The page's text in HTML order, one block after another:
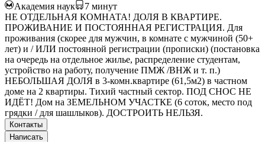
Академия наук 7 минут
НЕ ОТДЕЛЬНАЯ КОМНАТА! ДОЛЯ В КВАРТИРЕ.
ПРОЖИВАНИЕ И ПОСТОЯННАЯ РЕГИСТРАЦИЯ. Для
проживания (скорее для мужчин, в комнате с мужчиной (50+
лет) и / ИЛИ постоянной регистрации (прописки) (постановка
на очередь на отдельное жилье, распределение студентам,
устройство на работу, получение ПМЖ /ВНЖ и т. п.)
НЕБОЛЬШАЯ ДОЛЯ в 3-комн.квартире (61,5м2) в частном
доме на 2 квартиры. Тихий частный сектор. ПОД СНОС НЕ
ИДЁТ! Дом на ЗЕМЕЛЬНОМ УЧАСТКЕ (6 соток, место под
грядки / для шашлыков). ДОСТРОИТЬ НЕЛЬЗЯ.
Контакты
Написать